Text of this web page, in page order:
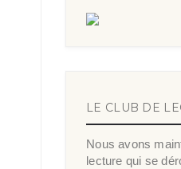
LE CLUB DE
Nous avons
lecture qui se